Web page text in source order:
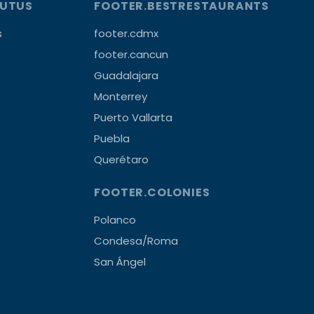
FOOTER.BESTRESTAURANTS
footer.cdmx
footer.cancun
Guadalajara
Monterrey
Puerto Vallarta
Puebla
Querétaro
FOOTER.COLONIES
Polanco
Condesa/Roma
San Ángel